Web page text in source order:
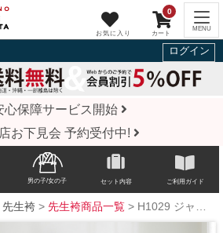
ログイン
心保障サービス開始
お下見会 予約受付中!
0
男の子/女の子 セット内容 ご利用ガイド
先生袴> 先生袴商品一覧> H1029 ジャパンスタイル